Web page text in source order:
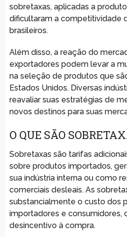
sobretaxas, aplicadas a
dificultaram a competitividade
brasileiros.
Além disso, a reação do
exportadores podem levar a
na seleção de produtos que
Estados Unidos. Diversas
reavaliar suas estratégias de
novos destinos para suas
O QUE SÃO
Sobretaxas são tarifas
sobre produtos importados,
sua indústria interna ou como
comerciais desleais. As
substancialmente o custo dos
importadores e consumidores,
desincentivo à compra.